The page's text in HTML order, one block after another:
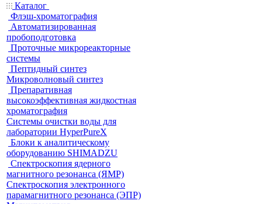
Каталог
Флэш-хроматография
Автоматизированная
пробоподготовка
Проточные микрореакторные
системы
Пептидный синтез
Микроволновый синтез
Препаративная
высокоэффективная жидкостная
хроматография
Системы очистки воды для
лаборатории HyperPureX
Блоки к аналитическому
оборудованию SHIMADZU
Спектроскопия ядерного
магнитного резонанса (ЯМР)
Спектроскопия электронного
парамагнитного резонанса (ЭПР)